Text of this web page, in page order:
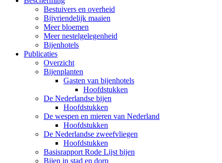
Bestuivers en overheid
Bijvriendelijk maaien
Meer bloemen
Meer nestelgelegenheid
Bijenhotels
Publicaties
Overzicht
Bijenplanten
Gasten van bijenhotels
Hoofdstukken
De Nederlandse bijen
Hoofdstukken
De wespen en mieren van Nederland
Hoofdstukken
De Nederlandse zweefvliegen
Hoofdstukken
Basisrapport Rode Lijst bijen
Bijen in stad en dorp